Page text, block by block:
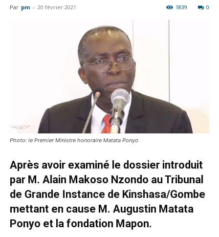
Par pm - 20 février 2021 0
1839
Photo: le Premier Ministre honoraire Matata Ponyo
Après avoir examiné le dossier introduit
par M. Alain Makoso Nzondo au Tribunal
de Grande Instance de Kinshasa/Gombe
mettant en cause M. Augustin Matata
Ponyo et la fondation Mapon.